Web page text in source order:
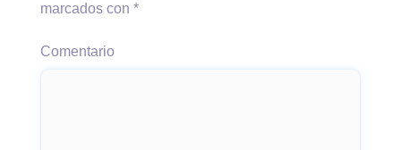
marcados con *
Comentario